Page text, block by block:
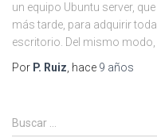
un equipo Ubuntu server,
más tarde, para adquirir
escritorio. Del mismo modo,
Por P. Ruiz , hace 9 años
B
u
Buscar …